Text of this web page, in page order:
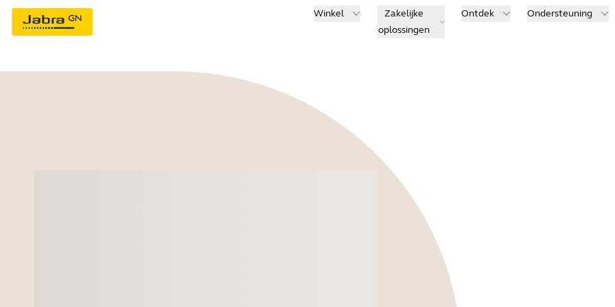
Winkel
Zakelijke
oplossingen
Ontdek Ondersteuning